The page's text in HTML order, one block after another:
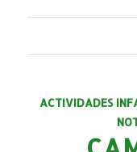
ACTIVIDADES